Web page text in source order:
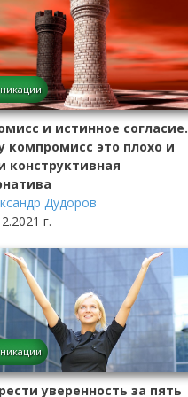
и истинное согласие.
компромисс это плохо и
конструктивная
Дудоров
г.
уверенность за пять